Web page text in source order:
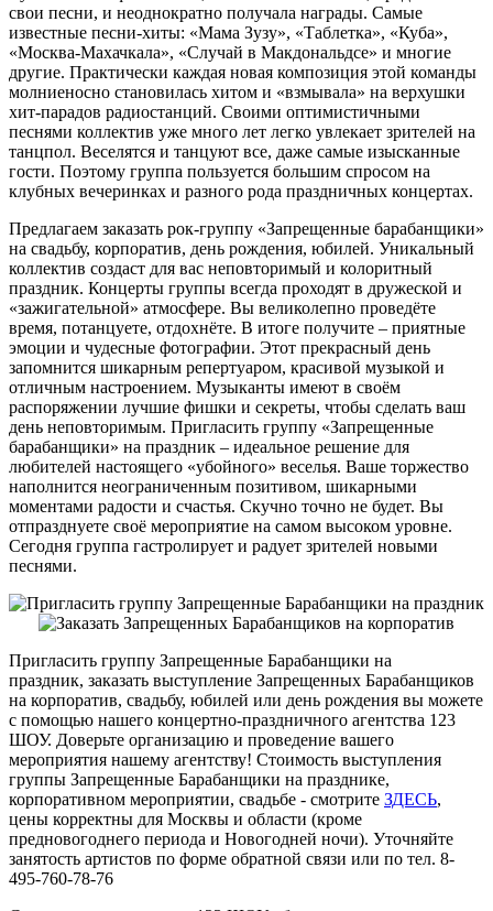
свои песни, и неоднократно получала награды. Самые
известные песни-хиты: «Мама Зузу», «Таблетка», «Куба»,
«Москва-Махачкала», «Случай в Макдональдсе» и многие
другие. Практически каждая новая композиция этой команды
молниеносно становилась хитом и «взмывала» на верхушки
хит-парадов радиостанций. Своими оптимистичными
песнями коллектив уже много лет легко увлекает зрителей на
танцпол. Веселятся и танцуют все, даже самые изысканные
гости. Поэтому группа пользуется большим спросом на
клубных вечеринках и разного рода праздничных концертах.
Предлагаем заказать рок-группу «Запрещенные барабанщики»
на свадьбу, корпоратив, день рождения, юбилей. Уникальный
коллектив создаст для вас неповторимый и колоритный
праздник. Концерты группы всегда проходят в дружеской и
«зажигательной» атмосфере. Вы великолепно проведёте
время, потанцуете, отдохнёте. В итоге получите – приятные
эмоции и чудесные фотографии. Этот прекрасный день
запомнится шикарным репертуаром, красивой музыкой и
отличным настроением. Музыканты имеют в своём
распоряжении лучшие фишки и секреты, чтобы сделать ваш
день неповторимым. Пригласить группу «Запрещенные
барабанщики» на праздник – идеальное решение для
любителей настоящего «убойного» веселья. Ваше торжество
наполнится неограниченным позитивом, шикарными
моментами радости и счастья. Скучно точно не будет. Вы
отпразднуете своё мероприятие на самом высоком уровне.
Сегодня группа гастролирует и радует зрителей новыми
песнями.
Пригласить группу Запрещенные Барабанщики на
праздник, заказать выступление Запрещенных Барабанщиков
на корпоратив, свадьбу, юбилей или день рождения вы можете
с помощью нашего концертно-праздничного агентства 123
ШОУ. Доверьте организацию и проведение вашего
мероприятия нашему агентству! Стоимость выступления
группы Запрещенные Барабанщики на празднике,
корпоративном мероприятии, свадьбе - смотрите ЗДЕСЬ,
цены корректны для Москвы и области (кроме
предновогоднего периода и Новогодней ночи). Уточняйте
занятость артистов по форме обратной связи или по тел. 8-
495-760-78-76